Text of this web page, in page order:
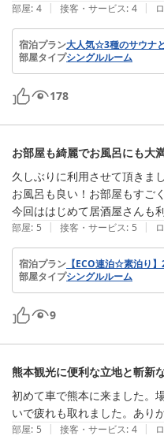
部屋: 4 | 接客・サービス: 4 |
宿泊プラン大人気☆3種のサウナ
部屋タイプシングルルーム
178
お部屋も綺麗でお風呂にも大
久しぶりに利用させて頂きまし
お風呂も良い！お部屋もすご
今回ははじめて居酒屋さんも
部屋: 5 | 接客・サービス: 5 |
宿泊プラン 【ECO連泊☆素泊り
部屋タイプシングルルーム
9
熊本観光に便利な立地と斬新
初めて車で熊本に来ました。
いで疲れも取れました。あり
部屋: 5 | 接客・サービス: 4 |